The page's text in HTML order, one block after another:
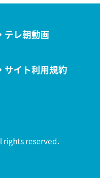
テレ朝動画
サイト利用規約
rights reserved.